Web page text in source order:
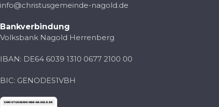
info@christusgemeinde-nagold.de
Bankverbindung
Volksbank Nagold Herrenberg
IBAN: DE64 6039 1310 0677 2100 00
BIC: GENODES1VBH